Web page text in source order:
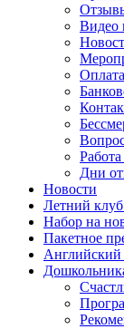
Видео
Дни
Новости
Летний
Набор на
Пакетное
Английский